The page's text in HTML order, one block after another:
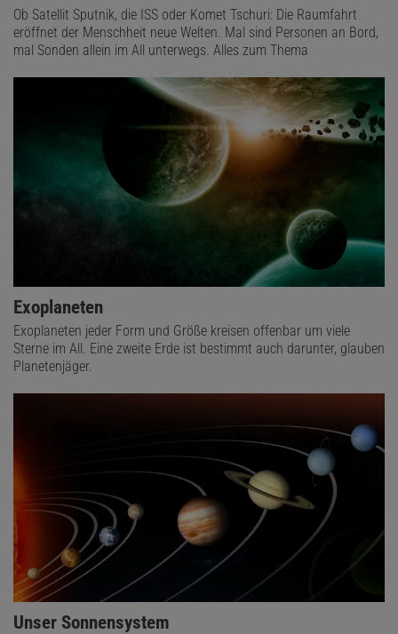
Ob Satellit Sputnik, die ISS oder Komet Tschuri: Die Raumfahrt
eröffnet der Menschheit neue Welten. Mal sind Personen an Bord,
mal Sonden allein im All unterwegs. Alles zum Thema
Exoplaneten
Exoplaneten jeder Form und Größe kreisen offenbar um viele
Sterne im All. Eine zweite Erde ist bestimmt auch darunter, glauben
Planetenjäger.
Unser Sonnensystem